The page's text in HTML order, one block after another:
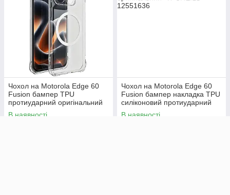
Чохол на Motorola Edge 60
Fusion бампер TPU
протиударний оригінальний
UV CLEAR HYBRID
В наявності
Чохол на Motorola Edge 60
Fusion бампер накладка TPU
силіконовий протиударний
оригінальний "W-SHEILD"
В наявності